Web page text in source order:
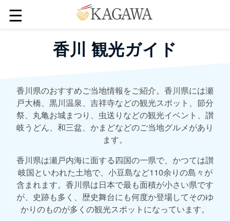
☰
香川 観光ガイド
香川県のおすすめご当地情報をご紹介。香川県には瀬
戸大橋、黒川温泉、吉祥寺などの観光スポット、節分
祭、丸亀お城まつり、虫送りなどの観光イベント、讃
岐うどん、和三盆、かまどなどのご当地グルメがあり
ます。
香川県は瀬戸内海に面する四国の一県で、かつては讃
岐国といわれた土地で、小豆島など110余りの島々が
含まれます。香川県は日本で最も面積が小さい県です
が、史跡も多く、歴史舞台にも何度か登場してそのゆ
かりのものが多くの観光スポットになっています。